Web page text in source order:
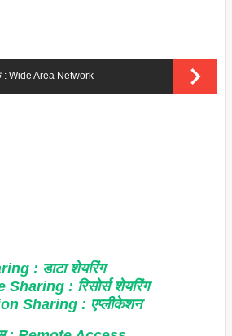
: Wide Area Network
: डाटा शेयरिंग
Sharing : रिसोर्स शेयरिंग
Sharing : एप्लीकेशन